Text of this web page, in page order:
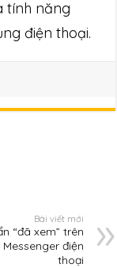
tính năng
điện thoại.
Bài viết mới
“đã xem” trên
điện
thoại